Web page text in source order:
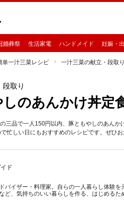
婚葬祭 生活家電 ハンドメイド 妊娠・
単一汁三菜レシピ 一汁三菜の献立・段取り
段取り
のあんかけ丼定
三品で一人150円以内、豚ともやしのあんか
忙しい日にもおすすめのレシピです。ぜひお
ド
バイザー・料理家。自らの一人暮らし体験
ど、気持ちのいい暮らしを作る、はじめるた